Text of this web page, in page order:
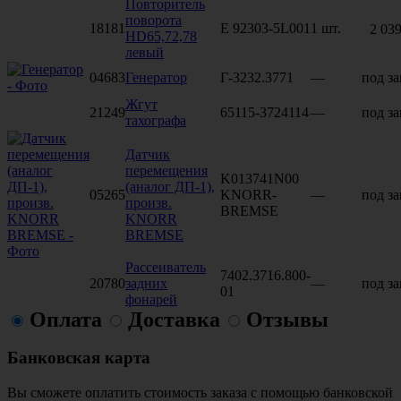
18181
Повторитель
поворота
HD65,72,78
левый
E 92303-5L001 1 шт. 2
04683Генератор Г-3232.3771 — под
21249
Жгут
тахографа
65115-3724114— под
05265
Датчик
перемещения
(аналог ДП-1),
произв.
KNORR
BREMSE
K013741N00
KNORR-
BREMSE
— под
20780
Рассеиватель
задних
фонарей
7402.3716.800-
01
— под
Оплата Доставка Отзывы
Банковская карта
Вы сможете оплатить стоимость заказа с помощью банковской